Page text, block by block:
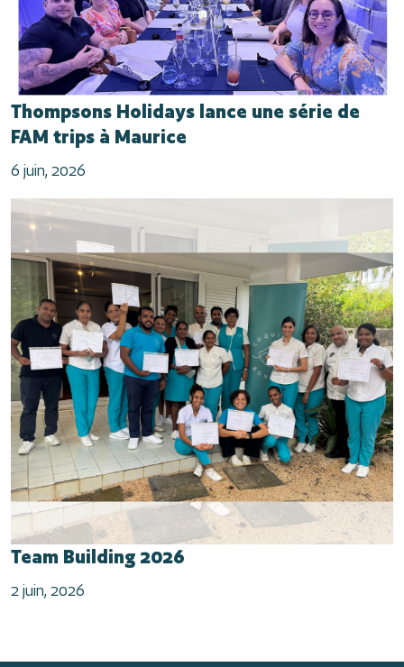
Thompsons Holidays lance une série de
FAM trips à Maurice
6 juin, 2026
Team Building 2026
2 juin, 2026